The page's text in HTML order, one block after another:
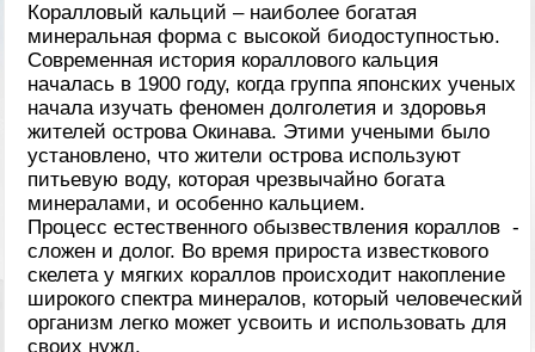
Коралловый кальций – наиболее богатая
минеральная форма с высокой биодоступностью.
Cовременная история кораллового кальция
началась в 1900 году, когда группа японских ученых
начала изучать феномен долголетия и здоровья
жителей острова Окинава. Этими учеными было
установлено, что жители острова используют
питьевую воду, которая чрезвычайно богата
минералами, и особенно кальцием.
Процесс естественного обызвествления кораллов -
сложен и долог. Во время прироста известкового
скелета у мягких кораллов происходит накопление
широкого спектра минералов, который человеческий
организм легко может усвоить и использовать для
своих нужд.